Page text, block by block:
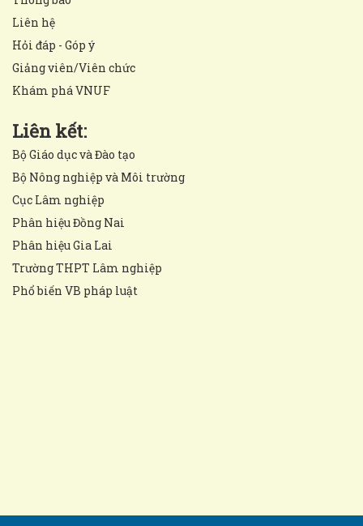
Liên hệ
Hỏi đáp - Góp ý
Giảng viên/Viên chức
Khám phá VNUF
Liên kết:
Bộ Giáo dục và Đào tạo
Bộ Nông nghiệp và Môi trường
Cục Lâm nghiệp
Phân hiệu Đồng Nai
Phân hiệu Gia Lai
Trường THPT Lâm nghiệp
Phổ biến VB pháp luật